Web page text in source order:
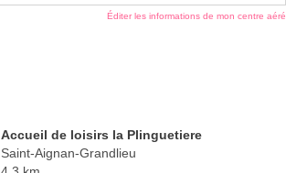
Éditer les informations de mon centre aéré
Accueil de loisirs la Plinguetiere
Saint-Aignan-Grandlieu